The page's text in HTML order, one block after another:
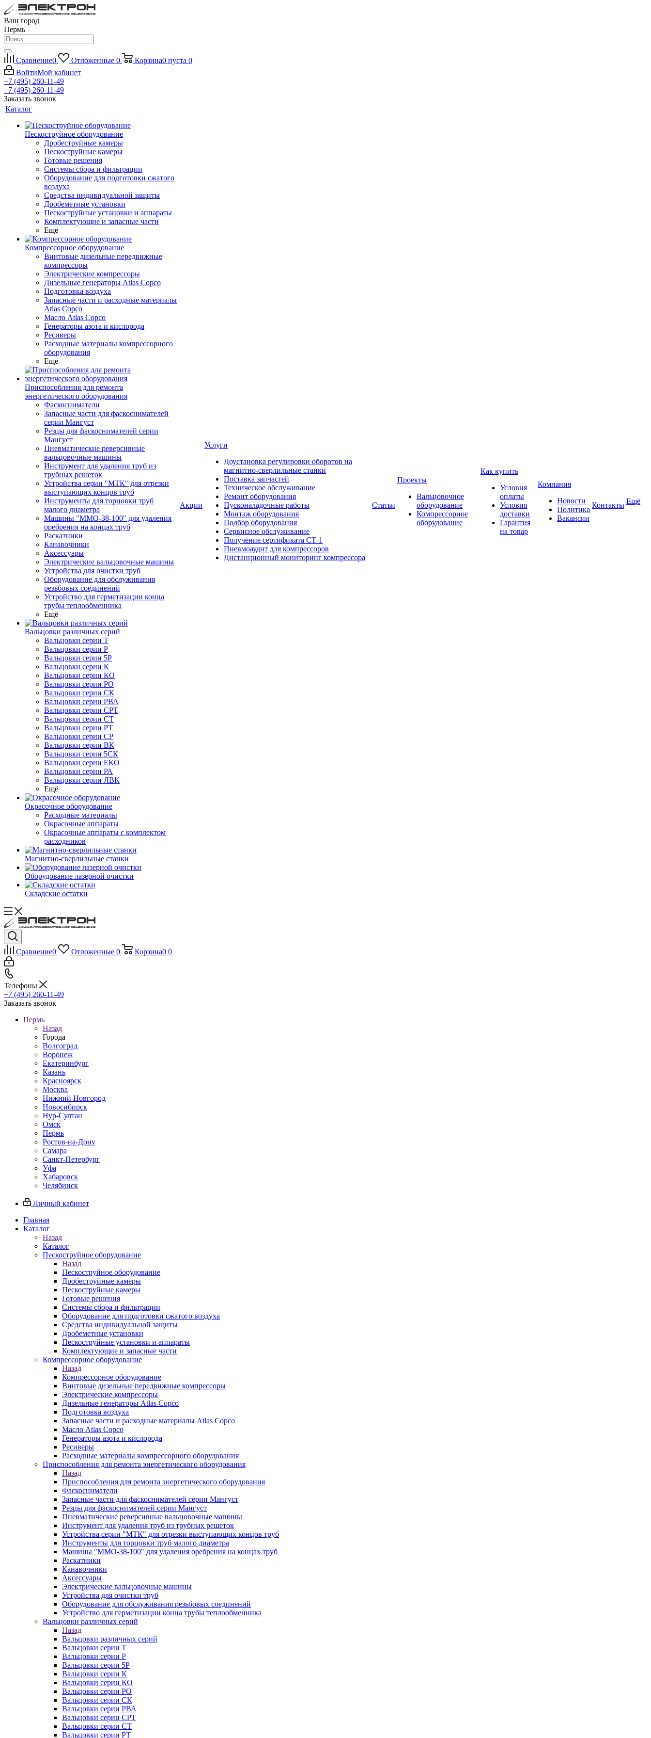
Ваш город
Пермь
Сравнение0 Отложенные 0 Корзина0 пуста 0
ВойтиМой кабинет
+7 (495) 260-11-49
+7 (495) 260-11-49
Заказать звонок
Каталог
Пескоструйное оборудование
Дробеструйные камеры
Пескоструйные камеры
Готовые решения
Системы сбора и фильтрации
Оборудование для подготовки сжатого
воздуха
Средства индивидуальной защиты
Дробеметные установки
Пескоструйные установки и аппараты
Комплектующие и запасные части
Ещё
Компрессорное оборудование
Винтовые дизельные передвижные
компрессоры
Электрические компрессоры
Дизельные генераторы Atlas Copco
Подготовка воздуха
Запасные части и расходные материалы
Atlas Copco
Масло Atlas Copco
Генераторы азота и кислорода
Ресиверы
Расходные материалы компрессорного
оборудования
Ещё
Приспособления для ремонта
энергетического оборудования
Фаскосниматели
Запасные части для фаскоснимателей
серии Мангуст
Резцы для фаскоснимателей серии
Мангуст
Пневматические реверсивные
вальцовочные машины
Инструмент для удаления труб из
трубных решеток
Устройства серии "МТК" для отрезки
выступающих концов труб
Инструменты для торцовки труб
малого диаметра
Машины "ММО-38-100" для удаления
оребрения на концах труб
Раскатники
Канавочники
Аксессуары
Электрические вальцовочные машины
Устройства для очистки труб
Оборудование для обслуживания
резьбовых соединений
Устройство для герметизации конца
трубы теплообменника
Ещё
Вальцовки различных серий
Вальцовки серии Т
Вальцовки серии Р
Вальцовки серии 5Р
Вальцовки серии К
Вальцовки серии КО
Вальцовки серии РО
Вальцовки серии СК
Вальцовки серии РВА
Вальцовки серии СРТ
Вальцовки серии СТ
Вальцовки серии РТ
Вальцовки серии СР
Вальцовки серии ВК
Вальцовки серии 5СК
Вальцовки серии ЕКО
Вальцовки серии РА
Вальцовки серии ЛВК
Ещё
Окрасочное оборудование
Расходные материалы
Окрасочные аппараты
Окрасочные аппараты с комплектом
расходников
Магнитно-сверлильные станки
Оборудование лазерной очистки
Складские остатки
Акции
Услуги
Доустановка регулировки оборотов на
магнитно-сверлильные станки
Поставка запчастей
Техническое обслуживание
Ремонт оборудования
Пусконаладочные работы
Монтаж оборудования
Подбор оборудования
Сервисное обслуживание
Получение сертификата СТ-1
Пневмоаудит для компрессоров
Дистанционный мониторинг компрессора
Статьи
Проекты
Вальцовочное
оборудование
Компрессорное
оборудование
Как купить
Условия
оплаты
Условия
доставки
Гарантия
на товар
Компания
Новости
Политика
Вакансии
Контакты Ещё
Сравнение0 Отложенные 0 Корзина0 0
Телефоны
+7 (495) 260-11-49
Заказать звонок
Пермь
Назад
Города
Волгоград
Воронеж
Екатеринбург
Казань
Красноярск
Москва
Нижний Новгород
Новосибирск
Нур-Султан
Омск
Пермь
Ростов-на-Дону
Самара
Санкт-Петербург
Уфа
Хабаровск
Челябинск
Личный кабинет
Главная
Каталог
Назад
Каталог
Пескоструйное оборудование
Назад
Пескоструйное оборудование
Дробеструйные камеры
Пескоструйные камеры
Готовые решения
Системы сбора и фильтрации
Оборудование для подготовки сжатого воздуха
Средства индивидуальной защиты
Дробеметные установки
Пескоструйные установки и аппараты
Комплектующие и запасные части
Компрессорное оборудование
Назад
Компрессорное оборудование
Винтовые дизельные передвижные компрессоры
Электрические компрессоры
Дизельные генераторы Atlas Copco
Подготовка воздуха
Запасные части и расходные материалы Atlas Copco
Масло Atlas Copco
Генераторы азота и кислорода
Ресиверы
Расходные материалы компрессорного оборудования
Приспособления для ремонта энергетического оборудования
Назад
Приспособления для ремонта энергетического оборудования
Фаскосниматели
Запасные части для фаскоснимателей серии Мангуст
Резцы для фаскоснимателей серии Мангуст
Пневматические реверсивные вальцовочные машины
Инструмент для удаления труб из трубных решеток
Устройства серии "МТК" для отрезки выступающих концов труб
Инструменты для торцовки труб малого диаметра
Машины "ММО-38-100" для удаления оребрения на концах труб
Раскатники
Канавочники
Аксессуары
Электрические вальцовочные машины
Устройства для очистки труб
Оборудование для обслуживания резьбовых соединений
Устройство для герметизации конца трубы теплообменника
Вальцовки различных серий
Назад
Вальцовки различных серий
Вальцовки серии Т
Вальцовки серии Р
Вальцовки серии 5Р
Вальцовки серии К
Вальцовки серии КО
Вальцовки серии РО
Вальцовки серии СК
Вальцовки серии РВА
Вальцовки серии СРТ
Вальцовки серии СТ
Вальцовки серии РТ